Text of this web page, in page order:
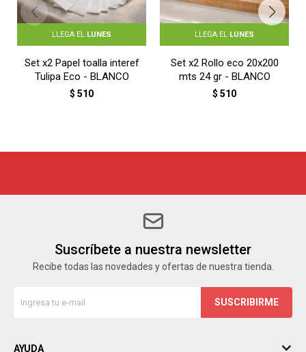
LLEGA EL LUNES
Set x2 Papel toalla interef
Tulipa Eco - BLANCO
$ 510
LLEGA EL LUNES
Set x2 Rollo eco 20x200
mts 24 gr - BLANCO
$ 510
Suscríbete a nuestra newsletter
Recibe todas las novedades y ofertas de nuestra tienda.
SUSCRIBIRME
AYUDA